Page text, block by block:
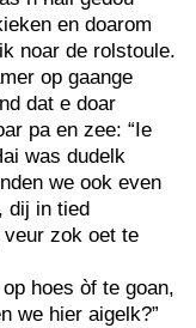
en doarom
noar de rolstoule.
op gaange
dat e doar
pa en zee: “Ie
was dudelk
we ook even
dij in tied
zok oet te
hoes òf te goan,
we hier aigelk?”